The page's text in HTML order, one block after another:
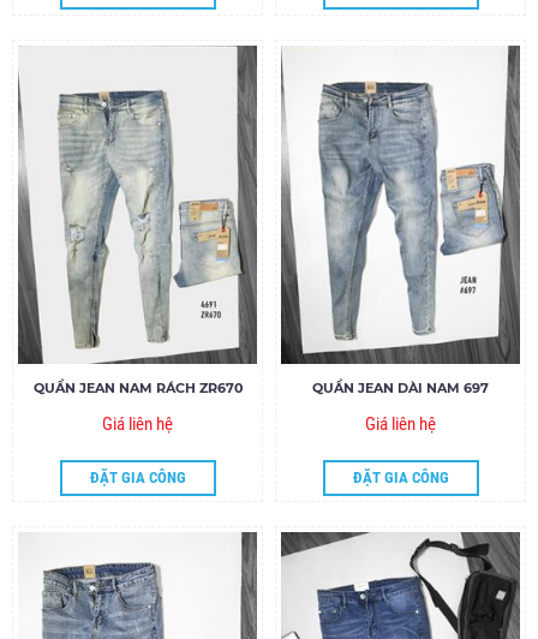
QUẦN JEAN NAM RÁCH ZR670
Giá liên hệ
ĐẶT GIA CÔNG
QUẦN JEAN DÀI NAM 697
Giá liên hệ
ĐẶT GIA CÔNG